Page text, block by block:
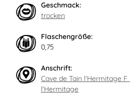
Geschmack:
trocken
Flaschengröße:
0,75
Anschrift:
Cave de Tain l'Hermitage F
l'Hermitage